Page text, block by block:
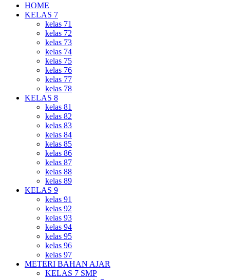
HOME
KELAS 7
kelas 71
kelas 72
kelas 73
kelas 74
kelas 75
kelas 76
kelas 77
kelas 78
KELAS 8
kelas 81
kelas 82
kelas 83
kelas 84
kelas 85
kelas 86
kelas 87
kelas 88
kelas 89
KELAS 9
kelas 91
kelas 92
kelas 93
kelas 94
kelas 95
kelas 96
kelas 97
METERI BAHAN AJAR
KELAS 7 SMP